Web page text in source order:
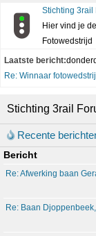
Stichting 3rail
Hier vind je
Fotowedstrijd
Laatste bericht:
Re: Winnaar
Stichting 3rail
Recente
Bericht
Re: Afwerking baan
Re: Baan